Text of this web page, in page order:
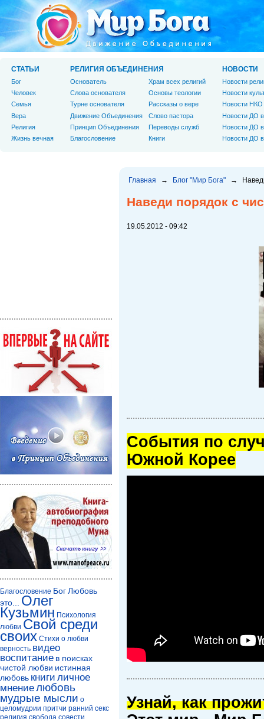
Главная → Блог "Мир Бога" →
Наведи порядок с
19.05.2012 - 09:42
Cобытия по
Южной Корее
Узнай, как
СТАТЬИ
Бог
Человек
Cемья
Вера
Религия
Жизнь вечная
РЕЛИГИЯ ОБЪЕДИНЕНИЯ
Основатель
Слова основателя
Турне основателя
Движение Объединения
Принцип Объединения
Благословение
Храм всех религий
Основы теологии
Рассказы о вере
Слово пастора
Переводы служб
Книги
НОВОСТИ
Новости
Новости
Новости НКО
Новости ДО
Новости ДО
Новости ДО
Благословение БогЛюбовь
это...
Олег
Кузьмин Психология
любви Свой среди
своих Стихи о любви
верность видео
воспитание в поисках
чистой любви истинная
любовь книги личное
мнениелюбовь
мудрые мысли о
целомудрии притчи ранний секс
религия свобода совести